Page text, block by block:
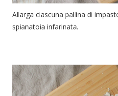
Allarga ciascuna pallina di
spianatoia infarinata.